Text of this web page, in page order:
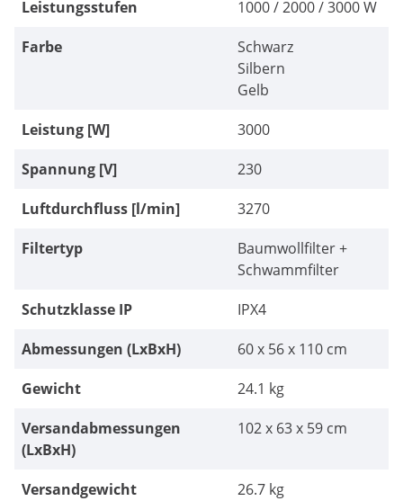
Leistungsstufen
1000 / 2000 / 3000 W
Farbe
Schwarz
Silbern
Gelb
Leistung [W]
3000
Spannung [V]
230
Luftdurchfluss [l/min]
3270
Filtertyp
Baumwollfilter +
Schwammfilter
Schutzklasse IP
IPX4
Abmessungen (LxBxH)
60 x 56 x 110 cm
Gewicht
24.1 kg
Versandabmessungen
(LxBxH)
102 x 63 x 59 cm
Versandgewicht 26.7 kg